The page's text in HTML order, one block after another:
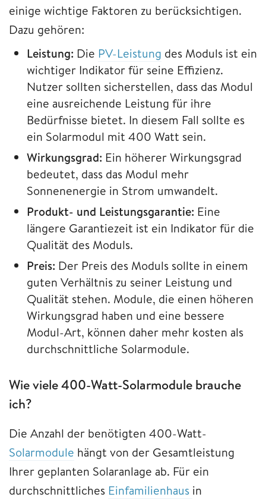
einige wichtige Faktoren zu berücksichtigen.
Dazu gehören:
Leistung: Die PV-Leistung des Moduls ist ein
wichtiger Indikator für seine Effizienz.
Nutzer sollten sicherstellen, dass das Modul
eine ausreichende Leistung für ihre
Bedürfnisse bietet. In diesem Fall sollte es
ein Solarmodul mit 400 Watt sein.
Wirkungsgrad: Ein höherer Wirkungsgrad
bedeutet, dass das Modul mehr
Sonnenenergie in Strom umwandelt.
Produkt- und Leistungsgarantie: Eine
längere Garantiezeit ist ein Indikator für die
Qualität des Moduls.
Preis: Der Preis des Moduls sollte in einem
guten Verhältnis zu seiner Leistung und
Qualität stehen. Module, die einen höheren
Wirkungsgrad haben und eine bessere
Modul-Art, können daher mehr kosten als
durchschnittliche Solarmodule.
Wie viele 400-Watt-Solarmodule brauche
ich?
Die Anzahl der benötigten 400-Watt-
Solarmodule hängt von der Gesamtleistung
Ihrer geplanten Solaranlage ab. Für ein
durchschnittliches Einfamilienhaus in